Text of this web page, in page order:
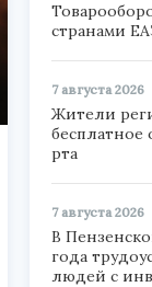
странами
7 августа 2026
Жители
бесплатное
рта
7 августа 2026
В
года
людей с